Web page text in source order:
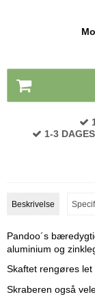
1-3
Beskrivelse
Pandoo´s
aluminium og
Skaftet rengøres
Skraberen også